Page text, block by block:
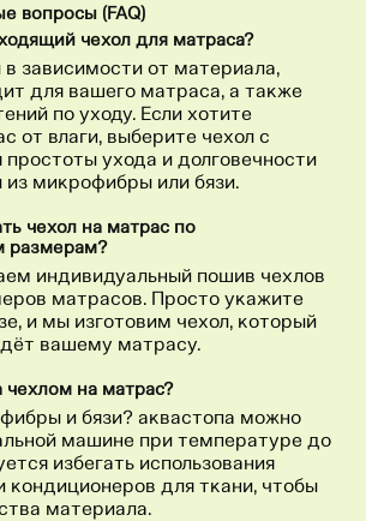
вопросы (FAQ)
чехол для матраса?
зависимости от материала,
для вашего матраса, а также
по уходу. Если хотите
от влаги, выберите чехол с
ухода и долговечности
из микрофибры или бязи.
чехол на матрас по
размерам?
индивидуальный пошив чехлов
матрасов. Просто укажите
и мы изготовим чехол, который
вашему матрасу.
чехлом на матрас?
и бязи? аквастопа можно
машине при температуре до
избегать использования
кондиционеров для ткани, чтобы
материала.